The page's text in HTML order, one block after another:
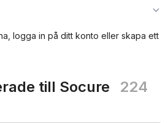
***
***
logga in på ditt konto eller skapa ett
till Socure 224